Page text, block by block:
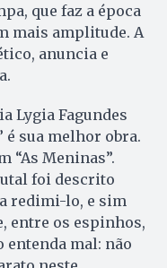
que faz a época
mais amplitude. A
anuncia e
Lygia Fagundes
é sua melhor obra.
“As Meninas”.
foi descrito
redimi-lo, e sim
entre os espinhos,
entenda mal: não